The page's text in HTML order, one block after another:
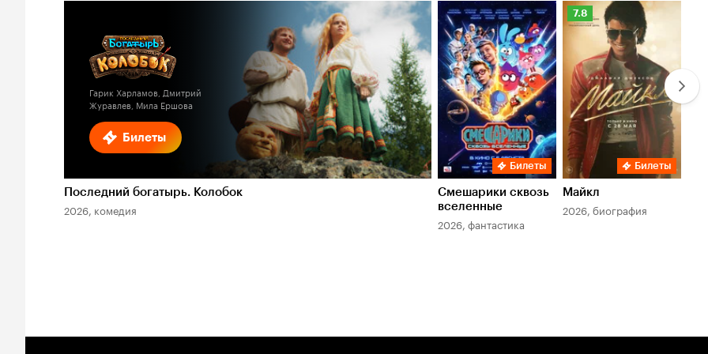
Билеты
Гарик Харламов, Дмитрий
Журавлев, Мила Ершова
Последний богатырь. Колобок
2026, комедия
Билеты
Смешарики сквозь
вселенные
2026, фантастика
Рейтинг
Кинопоиска
7.8
Билеты
Майкл
2026, биография